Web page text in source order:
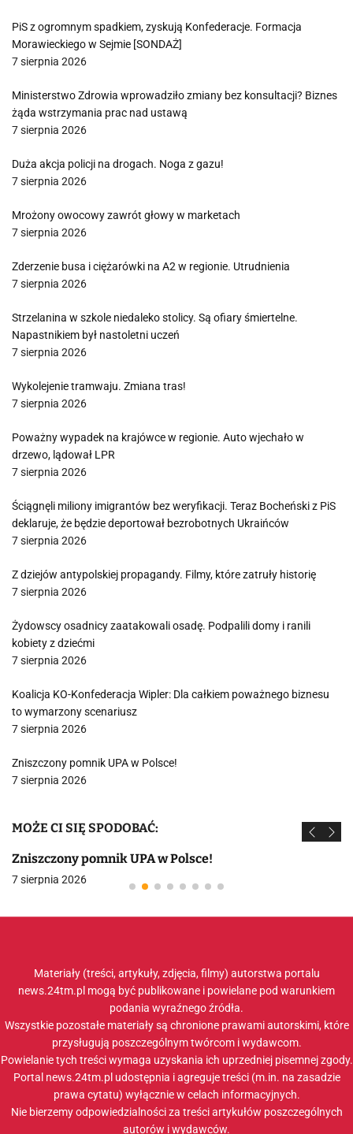
PiS z ogromnym spadkiem, zyskują Konfederacje. Formacja
Morawieckiego w Sejmie [SONDAŻ]
7 sierpnia 2026
Ministerstwo Zdrowia wprowadziło zmiany bez konsultacji? Biznes
żąda wstrzymania prac nad ustawą
7 sierpnia 2026
Duża akcja policji na drogach. Noga z gazu!
7 sierpnia 2026
Mrożony owocowy zawrót głowy w marketach
7 sierpnia 2026
Zderzenie busa i ciężarówki na A2 w regionie. Utrudnienia
7 sierpnia 2026
Strzelanina w szkole niedaleko stolicy. Są ofiary śmiertelne.
Napastnikiem był nastoletni uczeń
7 sierpnia 2026
Wykolejenie tramwaju. Zmiana tras!
7 sierpnia 2026
Poważny wypadek na krajówce w regionie. Auto wjechało w
drzewo, lądował LPR
7 sierpnia 2026
Ściągnęli miliony imigrantów bez weryfikacji. Teraz Bocheński z PiS
deklaruje, że będzie deportował bezrobotnych Ukraińców
7 sierpnia 2026
Z dziejów antypolskiej propagandy. Filmy, które zatruły historię
7 sierpnia 2026
Żydowscy osadnicy zaatakowali osadę. Podpalili domy i ranili
kobiety z dziećmi
7 sierpnia 2026
Koalicja KO-Konfederacja Wipler: Dla całkiem poważnego biznesu
to wymarzony scenariusz
7 sierpnia 2026
Zniszczony pomnik UPA w Polsce!
7 sierpnia 2026
MOŻE CI SIĘ SPODOBAĆ:
Zniszczony pomnik UPA w Polsce!
7 sierpnia 2026
Materiały (treści, artykuły, zdjęcia, filmy) autorstwa portalu
news.24tm.pl mogą być publikowane i powielane pod warunkiem
podania wyraźnego źródła.
Wszystkie pozostałe materiały są chronione prawami autorskimi, które
przysługują poszczególnym twórcom i wydawcom.
Powielanie tych treści wymaga uzyskania ich uprzedniej pisemnej zgody.
Portal news.24tm.pl udostępnia i agreguje treści (m.in. na zasadzie
prawa cytatu) wyłącznie w celach informacyjnych.
Nie bierzemy odpowiedzialności za treści artykułów poszczególnych
autorów i wydawców.